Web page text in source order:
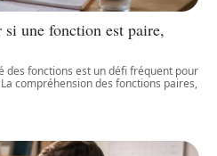
une fonction est paire,
fonctions est un défi fréquent pour
compréhension des fonctions paires,